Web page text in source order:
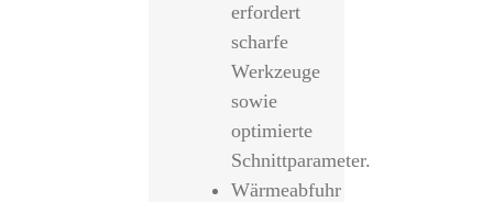
erfordert
scharfe
Werkzeuge
sowie
optimierte
Schnittparameter.
Wärmeabfuhr